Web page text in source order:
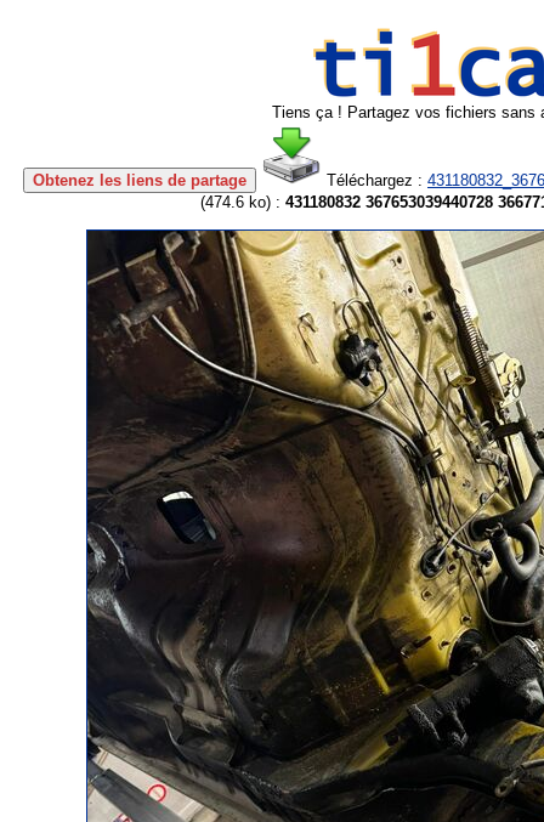
Tiens ça ! Partagez vos fichiers sans
Obtenez les liens de partage Téléchargez :
(474.6 ko) : 431180832 367653039440728